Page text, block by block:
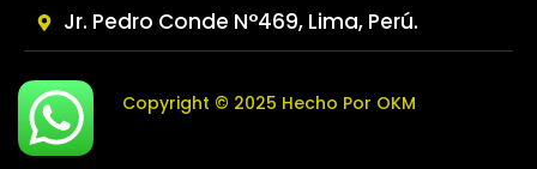
Jr. Pedro Conde N°469, Lima, Perú.
Copyright © 2025 Hecho Por OKM